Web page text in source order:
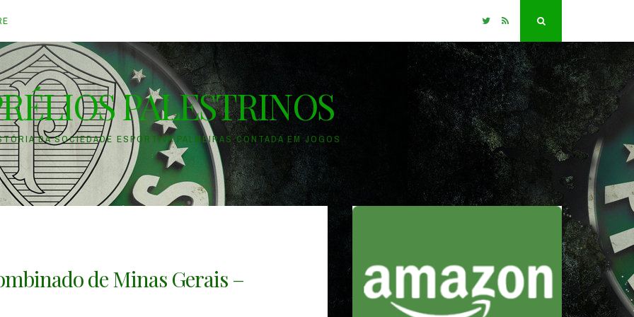
TwitterRSS
PALESTRINOS
DA SOCIEDADE ESPORTIVA PALMEIRAS CONTADA EM JOGOS
de Minas Gerais –